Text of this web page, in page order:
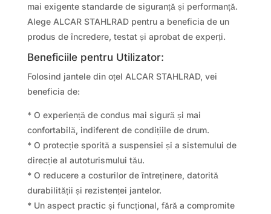
mai exigente standarde de siguranță și performanță.
Alege ALCAR STAHLRAD pentru a beneficia de un
produs de încredere, testat și aprobat de experți.
Beneficiile pentru Utilizator:
Folosind jantele din oțel ALCAR STAHLRAD, vei
beneficia de:
* O experiență de condus mai sigură și mai
confortabilă, indiferent de condițiile de drum.
* O protecție sporită a suspensiei și a sistemului de
direcție al autoturismului tău.
* O reducere a costurilor de întreținere, datorită
durabilității și rezistenței jantelor.
* Un aspect practic și funcțional, fără a compromite